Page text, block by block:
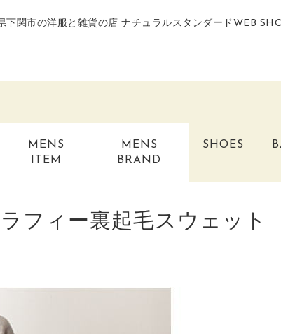
下関市の洋服と雑貨の店 ナチュラルスタンダードWEB
MENS
ITEM
MENS
BRAND
SHOES
フィー裏起毛スウェット